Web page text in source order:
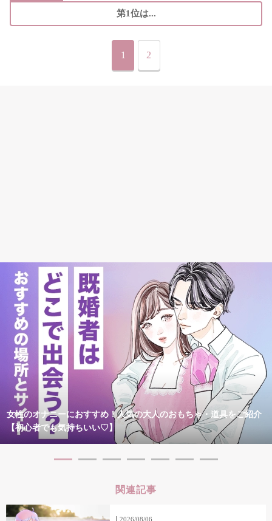
第1位は...
1 2
女性のオナニーにおすすめ！人気の大人のおもちゃ・道具をご紹介
【初心者でも気持ちいい♡】
関連記事
2026/08/06